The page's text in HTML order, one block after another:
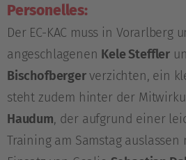
Personelles:
Der EC-KAC muss in Vorarlberg
angeschlagenen Kele Steffler
Bischofbergerverzichten, ein
steht zudem hinter der
Haudum, der aufgrund einer
Training am Samstag auslassen